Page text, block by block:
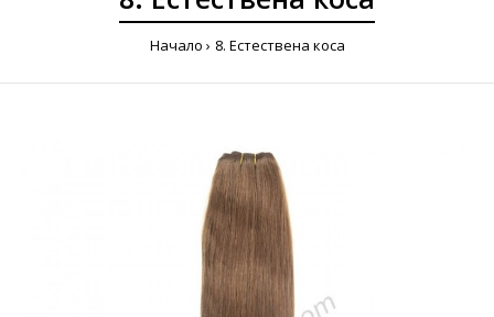
Начало 8. Естествена коса